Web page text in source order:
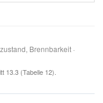
Brennbarkeit ·
13.3 (Tabelle 12).